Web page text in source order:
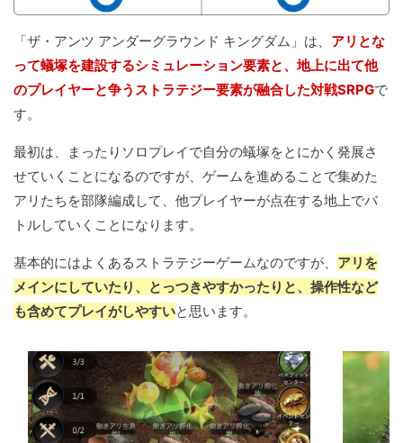
「ザ・アンツ アンダーグラウンド キングダム」は、 アリとな
って蟻塚を建設するシミュレーション要素と、地上に出て他
のプレイヤーと争うストラテジー要素が融合した対戦SRPGで
す。
最初は、まったりソロプレイで自分の蟻塚をとにかく発展さ
せていくことになるのですが、ゲームを進めることで集めた
アリたちを部隊編成して、他プレイヤーが点在する地上でバ
トルしていくことになります。
基本的にはよくあるストラテジーゲームなのですが、 アリを
メインにしていたり、とっつきやすかったりと、操作性など
も含めてプレイがしやすいと思います。